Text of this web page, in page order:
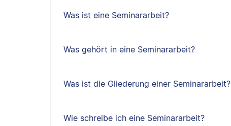
Was ist eine Seminararbeit?
Was gehört in eine Seminararbeit?
Was ist die Gliederung einer Seminararbeit?
Wie schreibe ich eine Seminararbeit?